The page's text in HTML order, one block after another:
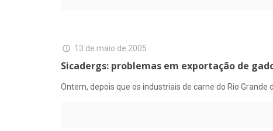
13 de maio de 2005
Sicadergs: problemas em exportação de
Ontem, depois que os industriais de carne do Rio